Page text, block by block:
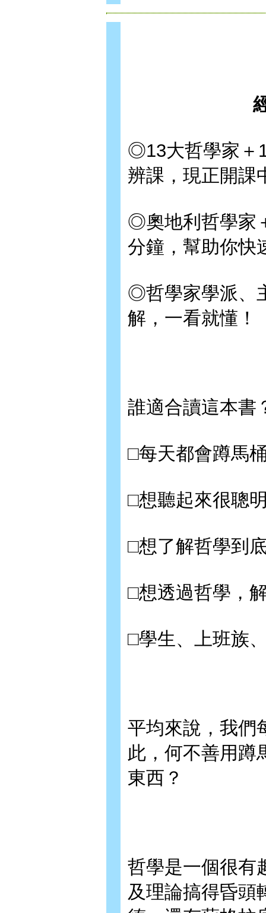
◎13大哲學家＋
辨課，現正開課
◎奧地利哲學家
分鐘，幫助你快
◎哲學家學派、
解，一看就懂！
誰適合讀這本書
□每天都會蹲馬
□想聽起來很
□想了解哲學到
□想透過哲學，
□學生、上班族
平均來說，我們
此，何不善用蹲
東西？
哲學是一個很有
及理論搞得昏頭